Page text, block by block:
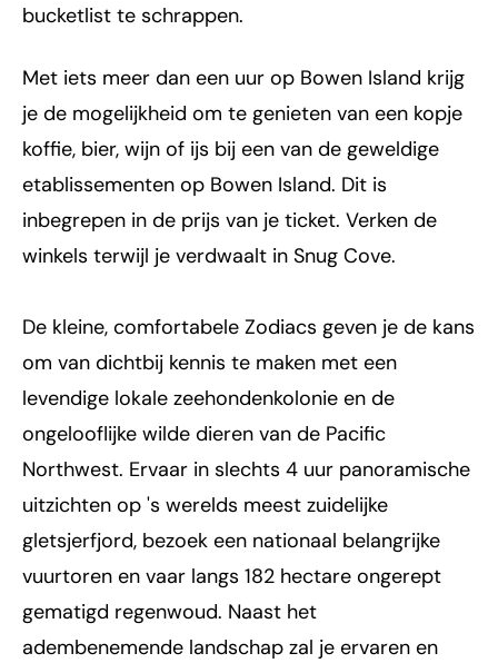
bucketlist te schrappen.
Met iets meer dan een uur op Bowen Island krijg
je de mogelijkheid om te genieten van een kopje
koffie, bier, wijn of ijs bij een van de geweldige
etablissementen op Bowen Island. Dit is
inbegrepen in de prijs van je ticket. Verken de
winkels terwijl je verdwaalt in Snug Cove.
De kleine, comfortabele Zodiacs geven je de kans
om van dichtbij kennis te maken met een
levendige lokale zeehondenkolonie en de
ongelooflijke wilde dieren van de Pacific
Northwest. Ervaar in slechts 4 uur panoramische
uitzichten op 's werelds meest zuidelijke
gletsjerfjord, bezoek een nationaal belangrijke
vuurtoren en vaar langs 182 hectare ongerept
gematigd regenwoud. Naast het
adembenemende landschap zal je ervaren en